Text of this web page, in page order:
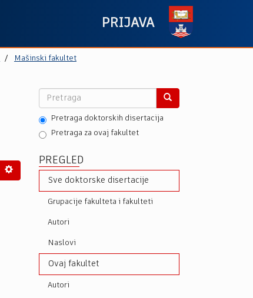
PRIJAVA
Mašinski fakultet
Pretraga doktorskih disertacija
Pretraga za ovaj fakultet
PREGLED
Sve doktorske disertacije
Grupacije fakulteta i fakulteti
Autori
Naslovi
Ovaj fakultet
Autori